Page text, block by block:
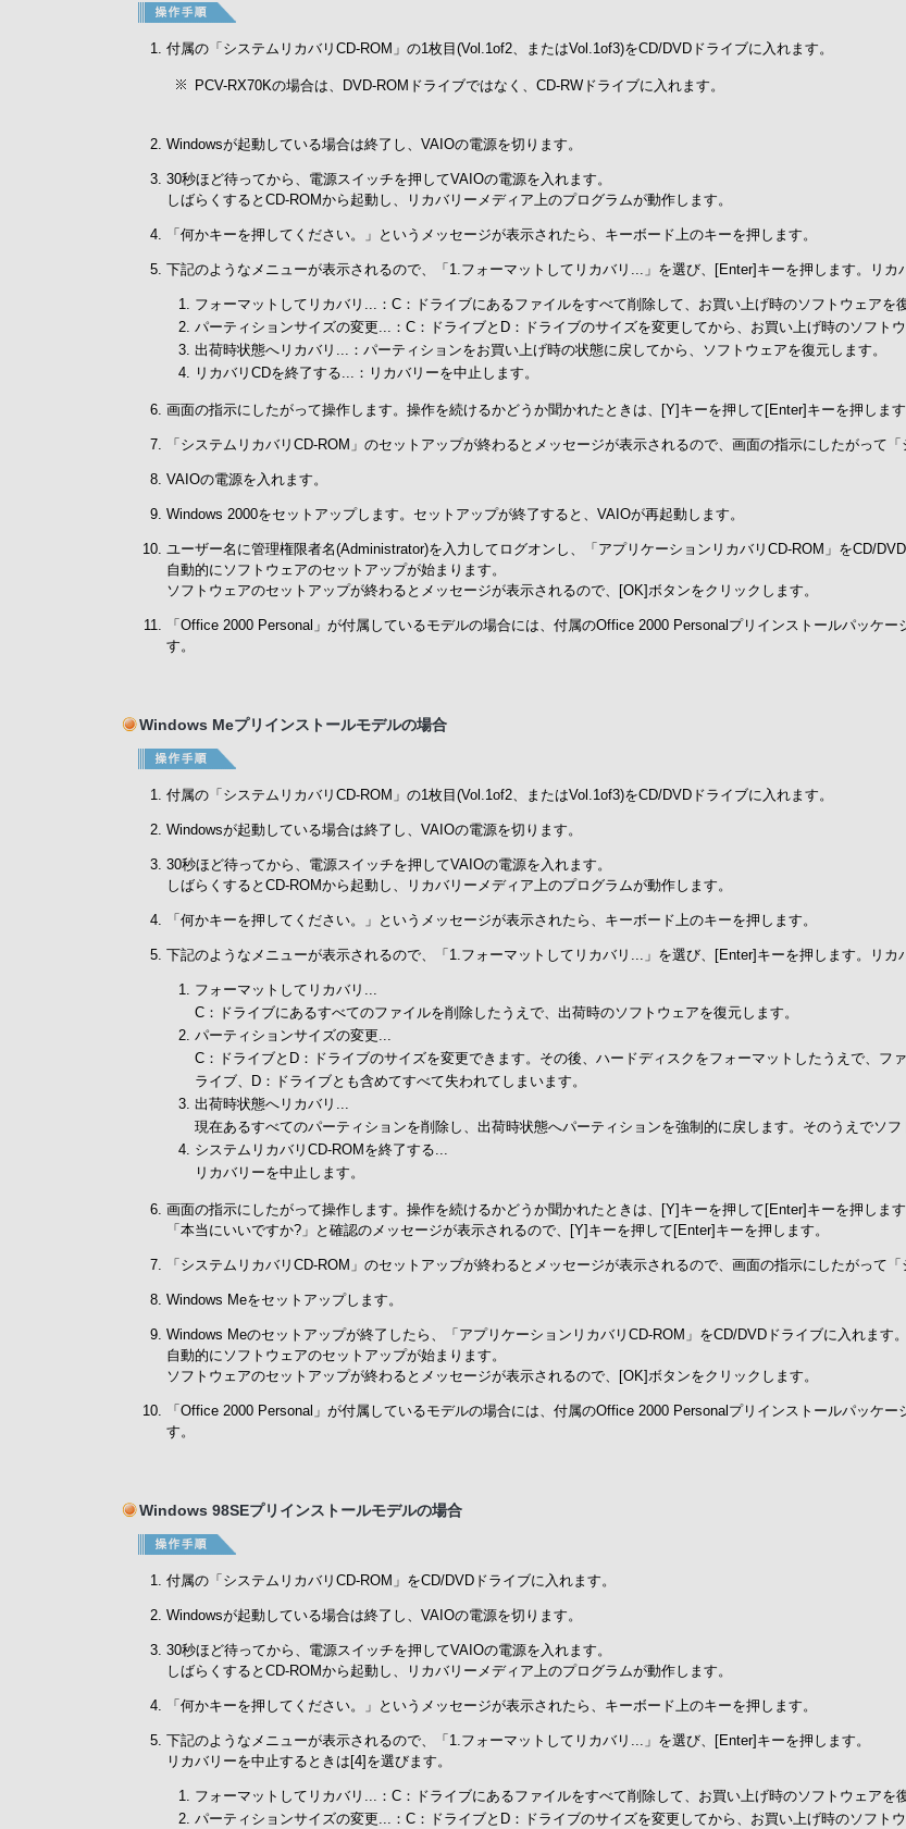
付属の「システムリカバリCD-ROM」の1枚目(Vol.1of2、またはVol.1of3)をCD/DVDドライブに入れます。
PCV-RX70Kの場合は、DVD-ROMドライブではなく、CD-RWドライブに入れます。
Windowsが起動している場合は終了し、VAIOの電源を切ります。
30秒ほど待ってから、電源スイッチを押してVAIOの電源を入れます。
しばらくするとCD-ROMから起動し、リカバリーメディア上のプログラムが動作します。
「何かキーを押してください。」というメッセージが表示されたら、キーボード上のキーを押します。
下記のようなメニューが表示されるので、「1.フォーマットしてリカバリ...」を選び、[Enter]キーを押します。リカ
フォーマットしてリカバリ...：C：ドライブにあるファイルをすべて削除して、お買い上げ時のソフトウェアを
パーティションサイズの変更...：C：ドライブとD：ドライブのサイズを変更してから、お買い上げ時のソフトウ
出荷時状態へリカバリ...：パーティションをお買い上げ時の状態に戻してから、ソフトウェアを復元します。
リカバリCDを終了する...：リカバリーを中止します。
画面の指示にしたがって操作します。操作を続けるかどうか聞かれたときは、[Y]キーを押して[Enter]キーを押します
「システムリカバリCD-ROM」のセットアップが終わるとメッセージが表示されるので、画面の指示にしたがって
VAIOの電源を入れます。
Windows 2000をセットアップします。セットアップが終了すると、VAIOが再起動します。
ユーザー名に管理権限者名(Administrator)を入力してログオンし、「アプリケーションリカバリCD-ROM」をCD/DVD
自動的にソフトウェアのセットアップが始まります。
ソフトウェアのセットアップが終わるとメッセージが表示されるので、[OK]ボタンをクリックします。
「Office 2000 Personal」が付属しているモデルの場合には、付属のOffice 2000 Personalプリインストールパッケ
す。
Windows Meプリインストールモデルの場合
付属の「システムリカバリCD-ROM」の1枚目(Vol.1of2、またはVol.1of3)をCD/DVDドライブに入れます。
Windowsが起動している場合は終了し、VAIOの電源を切ります。
30秒ほど待ってから、電源スイッチを押してVAIOの電源を入れます。
しばらくするとCD-ROMから起動し、リカバリーメディア上のプログラムが動作します。
「何かキーを押してください。」というメッセージが表示されたら、キーボード上のキーを押します。
下記のようなメニューが表示されるので、「1.フォーマットしてリカバリ...」を選び、[Enter]キーを押します。リカ
フォーマットしてリカバリ...
C：ドライブにあるすべてのファイルを削除したうえで、出荷時のソフトウェアを復元します。
パーティションサイズの変更...
C：ドライブとD：ドライブのサイズを変更できます。その後、ハードディスクをフォーマットしたうえで、
ライブ、D：ドライブとも含めてすべて失われてしまいます。
出荷時状態へリカバリ...
現在あるすべてのパーティションを削除し、出荷時状態へパーティションを強制的に戻します。そのうえでソフ
システムリカバリCD-ROMを終了する...
リカバリーを中止します。
画面の指示にしたがって操作します。操作を続けるかどうか聞かれたときは、[Y]キーを押して[Enter]キーを押します
「本当にいいですか?」と確認のメッセージが表示されるので、[Y]キーを押して[Enter]キーを押します。
「システムリカバリCD-ROM」のセットアップが終わるとメッセージが表示されるので、画面の指示にしたがって
Windows Meをセットアップします。
Windows Meのセットアップが終了したら、「アプリケーションリカバリCD-ROM」をCD/DVDドライブに入れます。
自動的にソフトウェアのセットアップが始まります。
ソフトウェアのセットアップが終わるとメッセージが表示されるので、[OK]ボタンをクリックします。
「Office 2000 Personal」が付属しているモデルの場合には、付属のOffice 2000 Personalプリインストールパッケ
す。
Windows 98SEプリインストールモデルの場合
付属の「システムリカバリCD-ROM」をCD/DVDドライブに入れます。
Windowsが起動している場合は終了し、VAIOの電源を切ります。
30秒ほど待ってから、電源スイッチを押してVAIOの電源を入れます。
しばらくするとCD-ROMから起動し、リカバリーメディア上のプログラムが動作します。
「何かキーを押してください。」というメッセージが表示されたら、キーボード上のキーを押します。
下記のようなメニューが表示されるので、「1.フォーマットしてリカバリ...」を選び、[Enter]キーを押します。
リカバリーを中止するときは[4]を選びます。
フォーマットしてリカバリ...：C：ドライブにあるファイルをすべて削除して、お買い上げ時のソフトウェアを
パーティションサイズの変更...：C：ドライブとD：ドライブのサイズを変更してから、お買い上げ時のソフトウ